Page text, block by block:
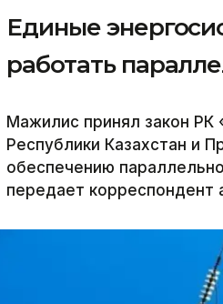
Единые
работать
Мажилис принял закон
Республики Казахстан и
обеспечению
передает корреспондент